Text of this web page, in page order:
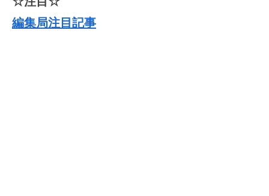
編集局注目記事